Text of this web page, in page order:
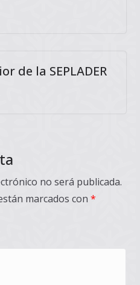
de la SEPLADER
no será publicada.
marcados con *